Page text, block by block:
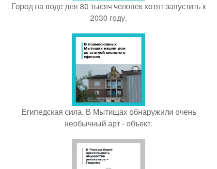
Город на воде для 80 тысяч человек хотят запустить к
2030 году.
Египедская сила. В Мытищах обнаружили очень
необычный арт - объект.